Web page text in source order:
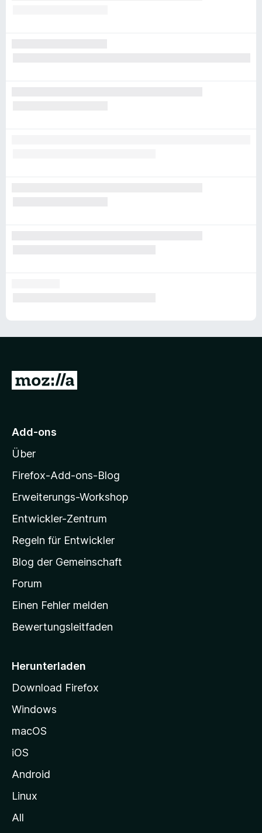
Z
M
z
i
l
a
-
t
a
r
s
i
e
g
e
n
Add-ons
Über
Firefox-Add-ons-Blog
Erweiterungs-Workshop
Entwickler-Zentrum
Regeln für Entwickler
Blog der Gemeinschaft
Forum
Einen Fehler melden
Bewertungsleitfaden
Herunterladen
Download Firefox
Windows
macOS
iOS
Android
Linux
All